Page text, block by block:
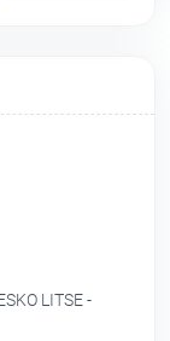
LITSE -